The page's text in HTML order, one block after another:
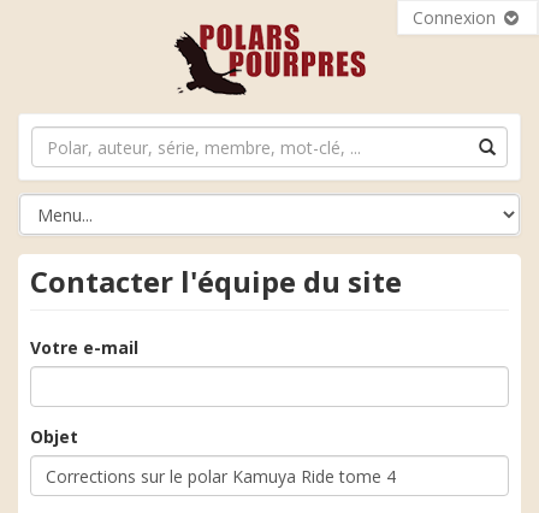
Connexion
Contacter l'équipe du site
Votre e-mail
Objet